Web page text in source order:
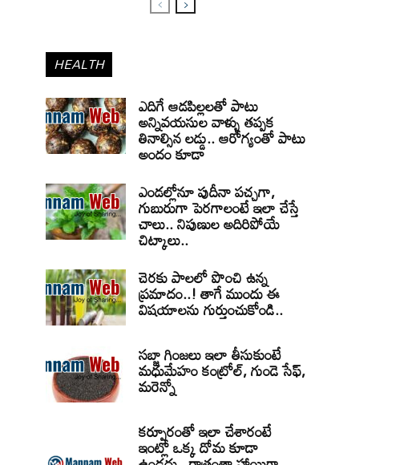
HEALTH
ఎదిగే ఆడపిల్లలతో పాటు
అన్నివయసుల వాళ్ళు తప్పక
తినాల్సిన లడ్డు.. ఆరోగ్యంతో పాటు
అందం కూడా
ఎండల్లోనూ పుదీనా పచ్చగా,
గుబురుగా పెరగాలంటే ఇలా చేస్తే
చాలు.. నిపుణుల అదిరిపోయే
చిట్కాలు..
చెరకు పాలలో పొంచి ఉన్న
ప్రమాదం..! తాగే ముందు ఈ
విషయాలను గుర్తుంచుకోండి..
సబ్జా గింజలు ఇలా తీసుకుంటే
మధుమేహం కంట్రోల్, గుండె సేఫ్,
మరెన్నో
కర్పూరంతో ఇలా చేశారంటే
ఇంట్లో ఒక్క దోమ కూడా